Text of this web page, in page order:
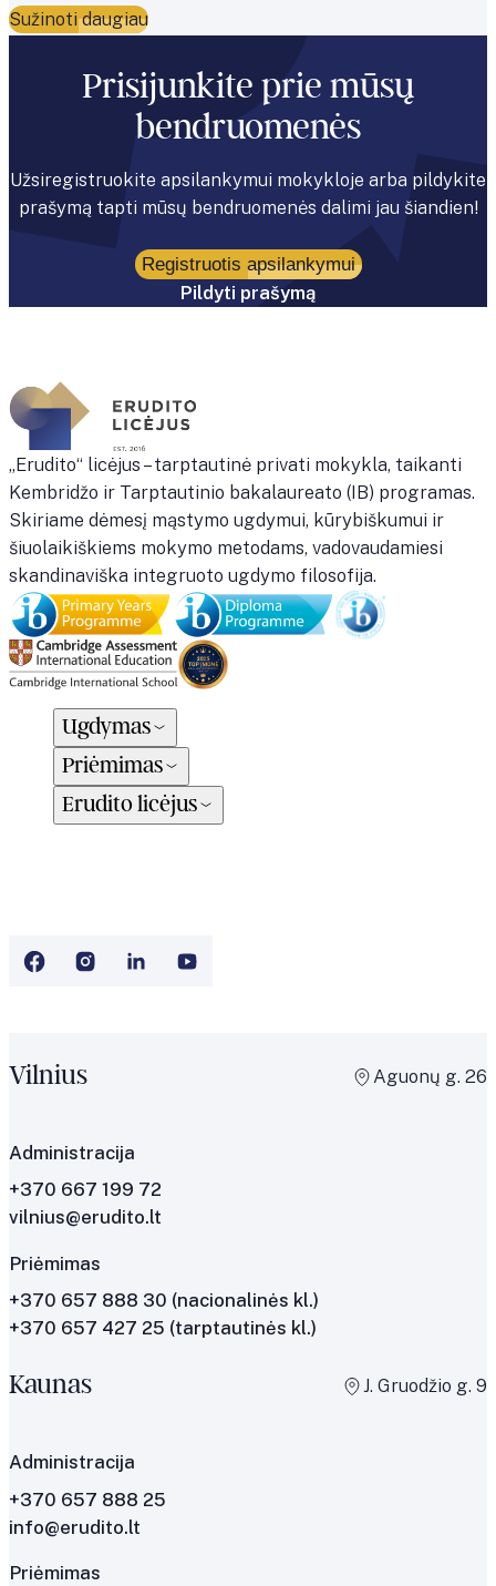
Sužinoti daugiau
Prisijunkite prie mūsų
bendruomenės
Užsiregistruokite apsilankymui mokykloje arba pildykite
prašymą tapti mūsų bendruomenės dalimi jau šiandien!
Registruotis apsilankymui
Pildyti prašymą
„Erudito“ licėjus – tarptautinė privati mokykla, taikanti
Kembridžo ir Tarptautinio bakalaureato (IB) programas.
Skiriame dėmesį mąstymo ugdymui, kūrybiškumui ir
šiuolaikiškiems mokymo metodams, vadovaudamiesi
skandinaviška integruoto ugdymo filosofija.
Ugdymas
Priėmimas
Erudito licėjus
Vilnius Aguonų g. 26
Administracija
+370 667 199 72
vilnius@erudito.lt
Priėmimas
+370 657 888 30 (nacionalinės kl.)
+370 657 427 25 (tarptautinės kl.)
Kaunas J. Gruodžio g. 9
Administracija
+370 657 888 25
info@erudito.lt
Priėmimas